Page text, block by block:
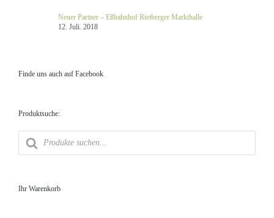
Neuer Partner – Eßbahnhof Rietberger Markthalle
12. Juli. 2018
Finde uns auch auf Facebook
Produktsuche:
Products
search
Ihr Warenkorb